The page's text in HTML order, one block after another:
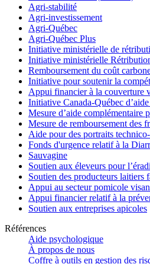
Agri-stabilité
Agri-investissement
Agri-Québec
Agri-Québec Plus
Initiative ministérielle de
Initiative ministérielle
Remboursement du coût
Initiative pour soutenir la
Appui financier à la couverture
Initiative Canada-Québec
Mesure d’aide complémentaire
Mesure de remboursement des
Aide pour des portraits
Fonds d'urgence relatif à la
Sauvagine
Soutien aux éleveurs pour
Soutien des producteurs laitiers
Appui au secteur pomicole
Appui financier relatif à la
Soutien aux entreprises apicoles
Références
Aide psychologique
À propos de nous
Coffre à outils en gestion des